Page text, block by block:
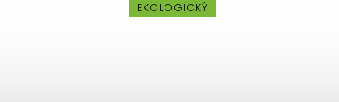
EKOLOGICKÝ